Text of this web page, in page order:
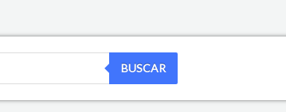
BUSCAR